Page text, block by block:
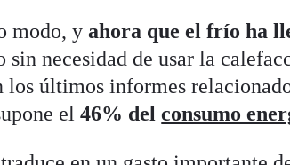
modo, yahora que el frío ha
sin necesidad de usar la
los últimos informes
el46% delconsumo